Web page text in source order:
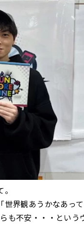
世界観あうかなあっ
も不安・・・という